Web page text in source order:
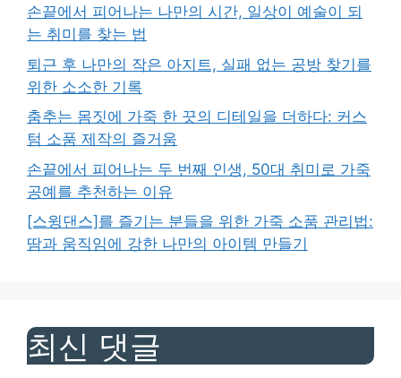
손끝에서 피어나는 나만의 시간, 일상이 예술이 되
는 취미를 찾는 법
퇴근 후 나만의 작은 아지트, 실패 없는 공방 찾기를
위한 소소한 기록
춤추는 몸짓에 가죽 한 끗의 디테일을 더하다: 커스
텀 소품 제작의 즐거움
손끝에서 피어나는 두 번째 인생, 50대 취미로 가죽
공예를 추천하는 이유
[스윙댄스]를 즐기는 분들을 위한 가죽 소품 관리법:
땀과 움직임에 강한 나만의 아이템 만들기
최신 댓글